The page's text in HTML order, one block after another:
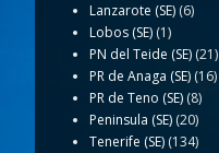
Lanzarote (SE) (6)
Lobos (SE) (1)
PN del Teide (SE) (21)
PR de Anaga (SE) (16)
PR de Teno (SE) (8)
Peninsula (SE) (20)
Tenerife (SE) (134)